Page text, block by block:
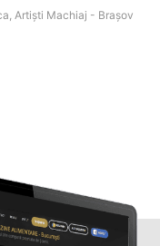
Artiști Machiaj - Braşov